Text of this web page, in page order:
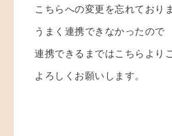
こちらへの変更を忘れており
うまく連携できなかったので
連携できるまではこちらより
よろしくお願いします。